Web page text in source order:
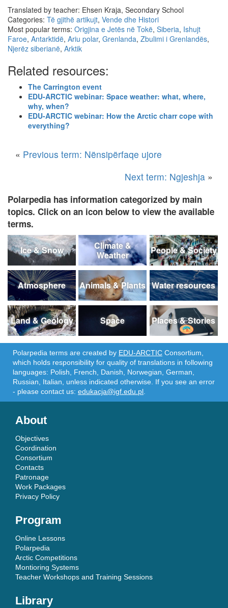
Translated by teacher: Ehsen Kraja, Secondary School
Categories: Të gjithë artikujt, Vende dhe Histori
Most popular terms: Origjina e Jetës në Tokë, Siberia, Ishujt
Faroe, Antarktidë, Ariu polar, Grenlanda, Zbulimi i Grenlandës,
Njerëz siberianë, Arktik
Related resources:
The Carrington event
EDU-ARCTIC webinar: Space weather: what, where,
why, when?
EDU-ARCTIC webinar: How the Arctic charr cope with
everything?
« Previous term: Nënsipërfaqe ujore
Next term: Ngjeshja »
Polarpedia has information categorized by main
topics. Click on an icon below to view the available
terms.
Ice & Snow
Climate &
Weather
People & Society
Atmosphere Animals & Plants Water resources
Land & Geology Space Places & Stories
Polarpedia terms are created by EDU-ARCTIC Consortium,
which holds responsibility for quality of translations in following
languages: Polish, French, Danish, Norwegian, German,
Russian, Italian, unless indicated otherwise. If you see an error
- please contact us: edukacja@igf.edu.pl
About
Objectives
Coordination
Consortium
Contacts
Patronage
Work Packages
Privacy Policy
Program
Online Lessons
Polarpedia
Arctic Competitions
Montioring Systems
Teacher Workshops and Training Sessions
Library